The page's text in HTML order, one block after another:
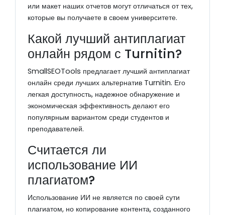
или макет наших отчетов могут отличаться от тех,
которые вы получаете в своем университете.
Какой лучший антиплагиат
онлайн рядом с Turnitin?
SmallSEOTools предлагает лучший антиплагиат
онлайн среди лучших альтернатив Turnitin. Его
легкая доступность, надежное обнаружение и
экономическая эффективность делают его
популярным вариантом среди студентов и
преподавателей.
Считается ли
использование ИИ
плагиатом?
Использование ИИ не является по своей сути
плагиатом, но копирование контента, созданного